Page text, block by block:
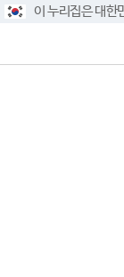
이 누리집은 대한